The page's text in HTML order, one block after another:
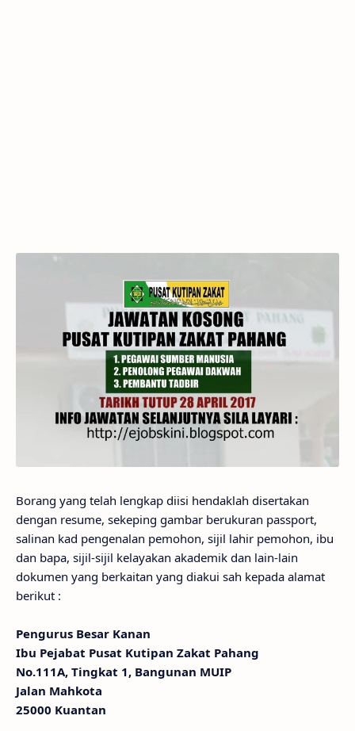
Borang yang telah lengkap diisi hendaklah disertakan
dengan resume, sekeping gambar berukuran passport,
salinan kad pengenalan pemohon, sijil lahir pemohon, ibu
dan bapa, sijil-sijil kelayakan akademik dan lain-lain
dokumen yang berkaitan yang diakui sah kepada alamat
berikut :
Pengurus Besar Kanan
Ibu Pejabat Pusat Kutipan Zakat Pahang
No.111A, Tingkat 1, Bangunan MUIP
Jalan Mahkota
25000 Kuantan